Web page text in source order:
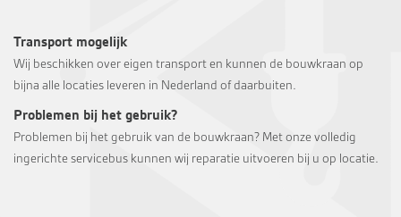
Transport mogelijk
Wij beschikken over eigen transport en kunnen de bouwkraan op
bijna alle locaties leveren in Nederland of daarbuiten.
Problemen bij het gebruik?
Problemen bij het gebruik van de bouwkraan? Met onze volledig
ingerichte servicebus kunnen wij reparatie uitvoeren bij u op locatie.